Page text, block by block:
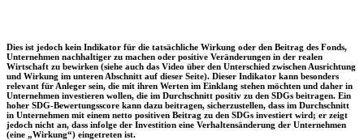
Dies ist jedoch kein Indikator für die tatsächliche Wirkung oder den Beitrag des Fonds,
Unternehmen nachhaltiger zu machen oder positive Veränderungen in der realen
Wirtschaft zu bewirken (siehe auch das Video über den Unterschied zwischen Ausrichtung
und Wirkung im unteren Abschnitt auf dieser Seite). Dieser Indikator kann besonders
relevant für Anleger sein, die mit ihren Werten im Einklang stehen möchten und daher in
Unternehmen investieren wollen, die im Durchschnitt positiv zu den SDGs beitragen. Ein
hoher SDG-Bewertungsscore kann dazu beitragen, sicherzustellen, dass im Durchschnitt
in Unternehmen mit einem netto positiven Beitrag zu den SDGs investiert wird; er zeigt
jedoch nicht an, dass infolge der Investition eine Verhaltensänderung der Unternehmen
(eine „Wirkung“) eingetreten ist.